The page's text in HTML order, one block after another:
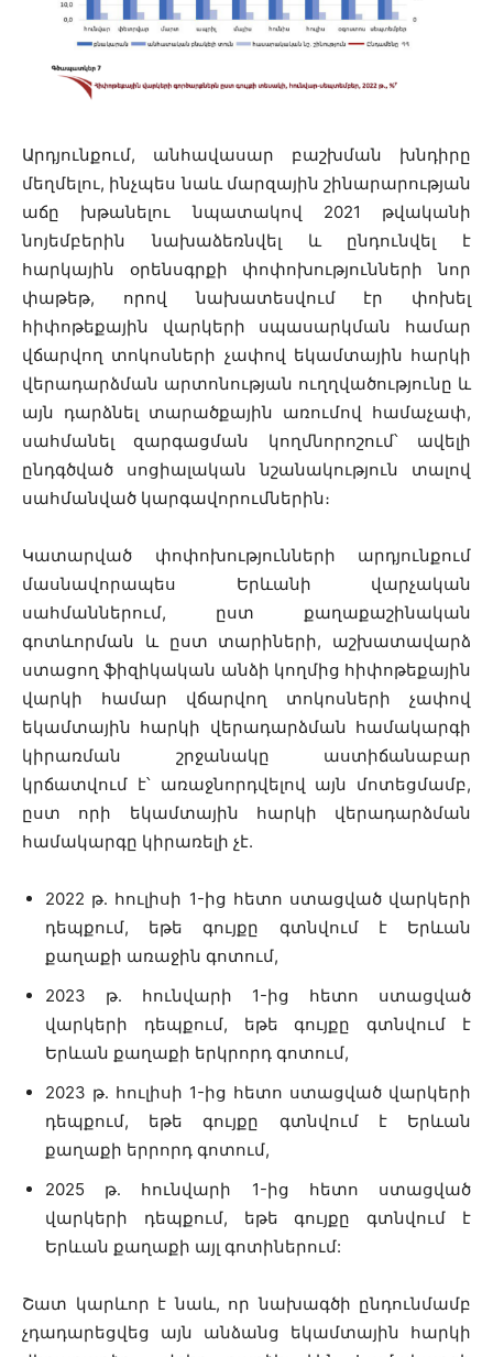
Արդյունքում, անհավասար բաշխման խնդիրը
մեղմելու, ինչպես նաև մարզային շինարարության
աճը խթանելու նպատակով 2021 թվականի
նոյեմբերին նախաձեռնվել և ընդունվել է
հարկային օրենսգրքի փոփոխությունների նոր
փաթեթ, որով նախատեսվում էր փոխել
հիփոթեքային վարկերի սպասարկման համար
վճարվող տոկոսների չափով եկամտային հարկի
վերադարձման արտոնության ուղղվածությունը և
այն դարձնել տարածքային առումով համաչափ,
սահմանել զարգացման կողմնորոշում՝ ավելի
ընդգծված սոցիալական նշանակություն տալով
սահմանված կարգավորումներին։
Կատարված փոփոխությունների արդյունքում
մասնավորապես Երևանի վարչական
սահմաններում, ըստ քաղաքաշինական
գոտևորման և ըստ տարիների, աշխատավարձ
ստացող ֆիզիկական անձի կողմից հիփոթեքային
վարկի համար վճարվող տոկոսների չափով
եկամտային հարկի վերադարձման համակարգի
կիրառման շրջանակը աստիճանաբար
կրճատվում է՝ առաջնորդվելով այն մոտեցմամբ,
ըստ որի եկամտային հարկի վերադարձման
համակարգը կիրառելի չէ.
2022 թ․ հուլիսի 1-ից հետո ստացված վարկերի
դեպքում, եթե գույքը գտնվում է Երևան
քաղաքի առաջին գոտում,
2023 թ․ հունվարի 1-ից հետո ստացված
վարկերի դեպքում, եթե գույքը գտնվում է
Երևան քաղաքի երկրորդ գոտում,
2023 թ․ հուլիսի 1-ից հետո ստացված վարկերի
դեպքում, եթե գույքը գտնվում է Երևան
քաղաքի երրորդ գոտում,
2025 թ․ հունվարի 1-ից հետո ստացված
վարկերի դեպքում, եթե գույքը գտնվում է
Երևան քաղաքի այլ գոտիներում:
Շատ կարևոր է նաև, որ նախագծի ընդունմամբ
չդադարեցվեց այն անձանց եկամտային հարկի